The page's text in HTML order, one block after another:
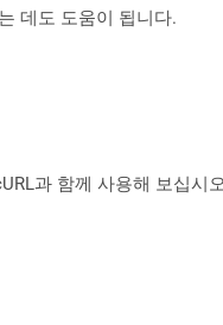
데도 도움이 됩니다.
과 함께 사용해 보십시